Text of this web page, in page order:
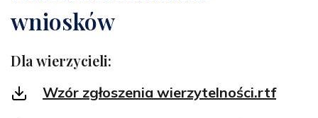
wniosków
Dla wierzycieli:
Wzór zgłoszenia wierzytelności.rtf